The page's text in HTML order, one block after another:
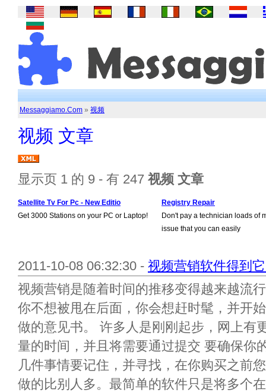
Messaggiamo.Com » 视频
视频 文章
显示页 1 的 9 - 有 247 视频 文章
Satellite Tv For Pc - New Editio
Get 3000 Stations on your PC or Laptop!
Registry Repair
Don't pay a technician loads of
issue that you can easily
2011-10-08 06:32:30 - 视频营销软件得到
视频营销是随着时间的推移变得越来越流
你不想被甩在后面，你会想赶时髦，并开
做的意见书。 许多人是刚刚起步，网上有
量的时间，并且将需要通过提交 要确保你
几件事情要记住，并寻找，在你购买之前
做的比别人多。最简单的软件只是将多个